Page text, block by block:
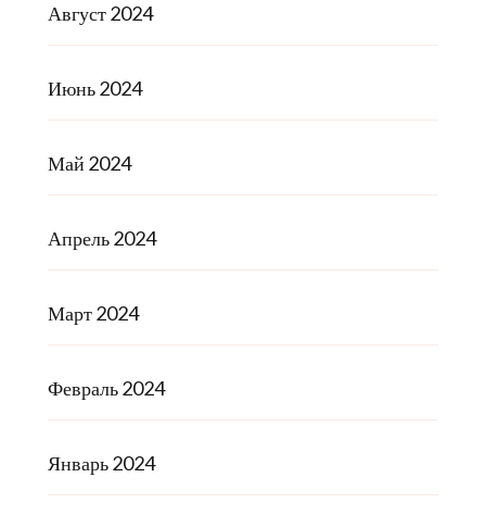
Август 2024
Июнь 2024
Май 2024
Апрель 2024
Март 2024
Февраль 2024
Январь 2024